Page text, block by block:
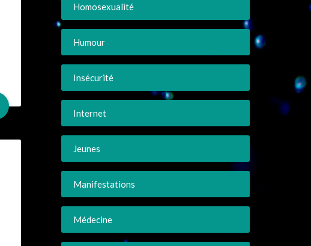
Homosexualité
Humour
Insécurité
Internet
Jeunes
Manifestations
Médecine